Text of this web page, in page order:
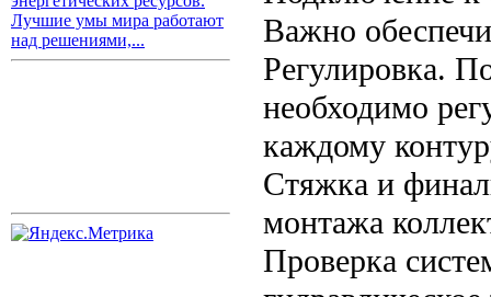
Лучшие умы мира работают
над решениями,...
Важно
Регулировка.
необходимо
каждому
Стяжка и
монтажа
Проверка